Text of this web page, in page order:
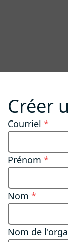
Créer
Courriel *
Prénom *
Nom *
Nom de